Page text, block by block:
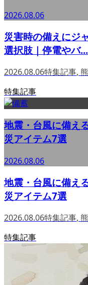
2026.08.06
災害時の備えにジ
選択肢｜停電やバ...
2026.08.06特集記事,
特集記事
地震・台風に備え
災アイテム7選
2026.08.06
地震・台風に備え
災アイテム7選
2026.08.06特集記事,
特集記事